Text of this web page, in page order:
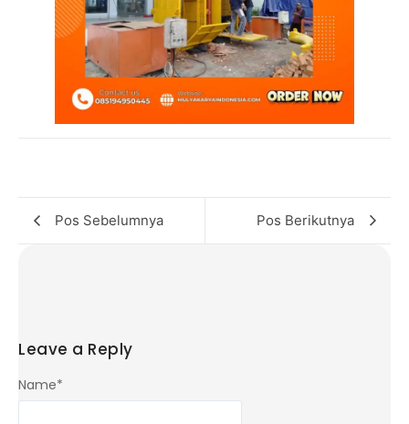
Pos Sebelumnya Pos Berikutnya
Leave a Reply
Name*